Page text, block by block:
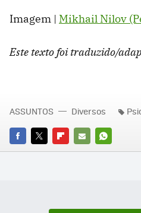
Imagem | Mikhail Nilov
Este texto foi traduzido/
FACEBOOK
TWITTERFLIPBOARD
E-
WHATSAPP
ASSUNTOS Diversos